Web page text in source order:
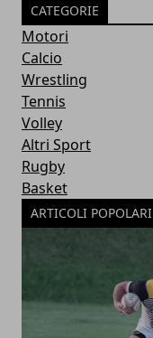
CATEGORIE
Motori
Calcio
Wrestling
Tennis
Volley
Altri Sport
Rugby
Basket
ARTICOLI POPOLARI